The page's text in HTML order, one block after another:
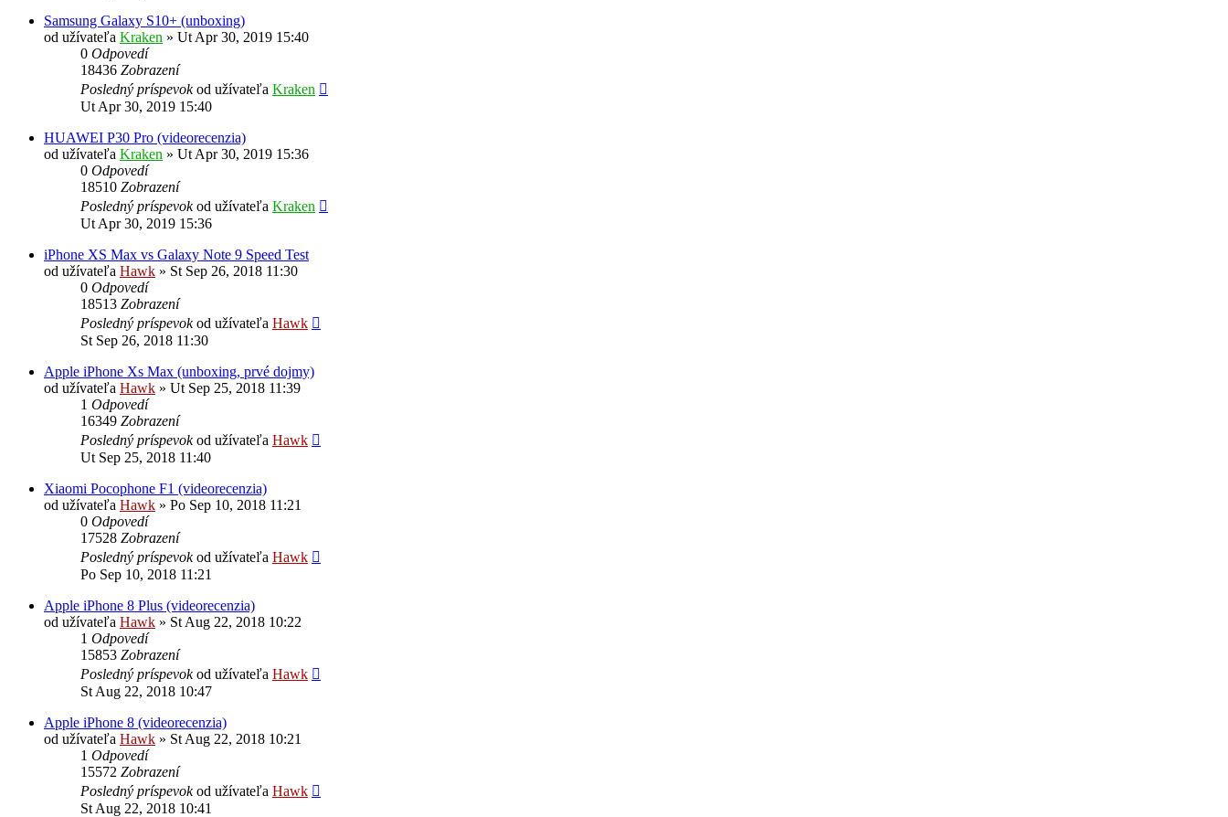
Samsung Galaxy S10+ (unboxing)
od užívateľa Kraken » Ut Apr 30, 2019 15:40
0 Odpovedí
18436 Zobrazení
Posledný príspevokod užívateľa Kraken
Ut Apr 30, 2019 15:40
HUAWEI P30 Pro (videorecenzia)
od užívateľa Kraken » Ut Apr 30, 2019 15:36
0 Odpovedí
18510 Zobrazení
Posledný príspevokod užívateľa Kraken
Ut Apr 30, 2019 15:36
iPhone XS Max vs Galaxy Note 9 Speed Test
od užívateľa Hawk » St Sep 26, 2018 11:30
0 Odpovedí
18513 Zobrazení
Posledný príspevokod užívateľa Hawk
St Sep 26, 2018 11:30
Apple iPhone Xs Max (unboxing, prvé dojmy)
od užívateľa Hawk » Ut Sep 25, 2018 11:39
1 Odpovedí
16349 Zobrazení
Posledný príspevokod užívateľa Hawk
Ut Sep 25, 2018 11:40
Xiaomi Pocophone F1 (videorecenzia)
od užívateľa Hawk » Po Sep 10, 2018 11:21
0 Odpovedí
17528 Zobrazení
Posledný príspevokod užívateľa Hawk
Po Sep 10, 2018 11:21
Apple iPhone 8 Plus (videorecenzia)
od užívateľa Hawk » St Aug 22, 2018 10:22
1 Odpovedí
15853 Zobrazení
Posledný príspevokod užívateľa Hawk
St Aug 22, 2018 10:47
Apple iPhone 8 (videorecenzia)
od užívateľa Hawk » St Aug 22, 2018 10:21
1 Odpovedí
15572 Zobrazení
Posledný príspevokod užívateľa Hawk
St Aug 22, 2018 10:41